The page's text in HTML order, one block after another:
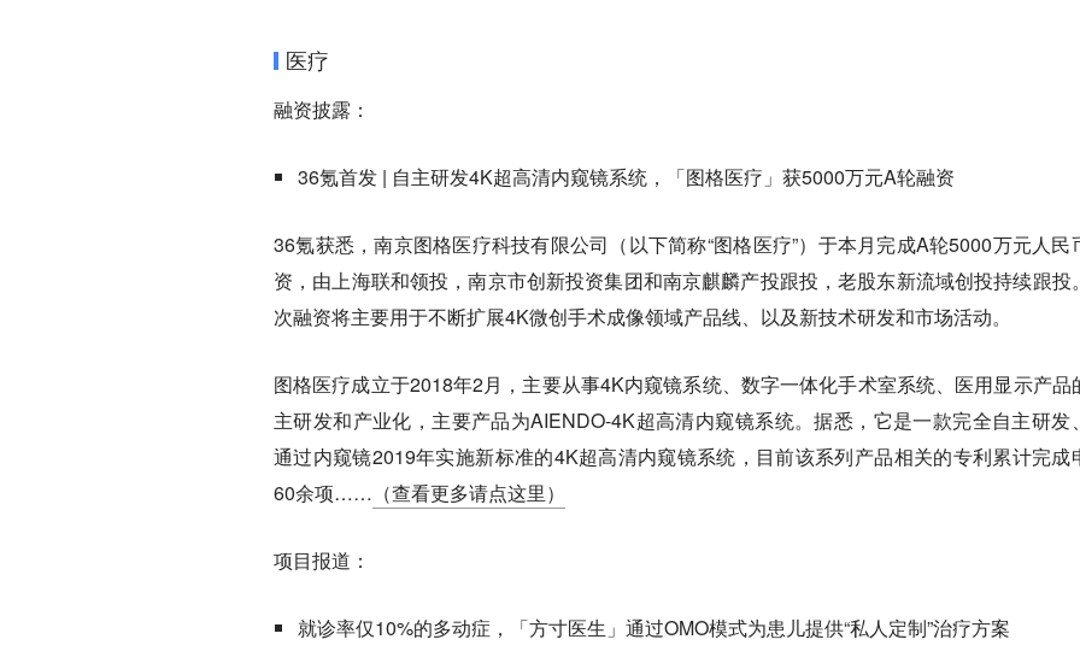
医疗
融资披露：
36氪首发 | 自主研发4K超高清内窥镜系统，「图格医疗」获5000万元A轮融资
36氪获悉，南京图格医疗科技有限公司（以下简称“图格医疗”）于本月完成A轮5000万元人民
资，由上海联和领投，南京市创新投资集团和南京麒麟产投跟投，老股东新流域创投持续跟投
次融资将主要用于不断扩展4K微创手术成像领域产品线、以及新技术研发和市场活动。
图格医疗成立于2018年2月，主要从事4K内窥镜系统、数字一体化手术室系统、医用显示产品
主研发和产业化，主要产品为AIENDO-4K超高清内窥镜系统。据悉，它是一款完全自主研发
通过内窥镜2019年实施新标准的4K超高清内窥镜系统，目前该系列产品相关的专利累计完成
60余项…… （查看更多请点这里）
项目报道：
就诊率仅10%的多动症，「方寸医生」通过OMO模式为患儿提供“私人定制”治疗方案